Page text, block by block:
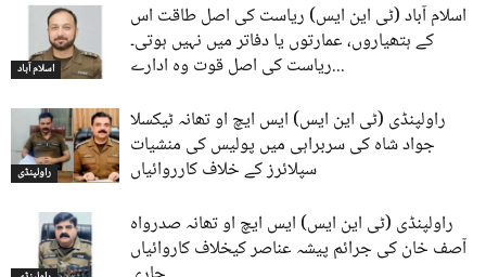
اسلام آباد
اسلام آباد (ٹی این ایس) ریاست کی اصل طاقت اس
کے ہتھیاروں، عمارتوں یا دفاتر میں نہیں ہوتی۔
ریاست کی اصل قوت وہ ادارے...
راولپنڈی
راولپنڈی (ٹی این ایس) ایس ایچ او تھانہ ٹیکسلا
جواد شاہ کی سربراہی میں پولیس کی منشیات
سپلائرز کے خلاف کارروائیاں
راولپنڈی (ٹی این ایس) ایس ایچ او تھانہ صدرواہ
آصف خان کی جرائم پیشہ عناصر کیخلاف کاروائیاں